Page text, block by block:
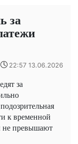
за
22:57 13.06.2026
за
к временной
не превышают